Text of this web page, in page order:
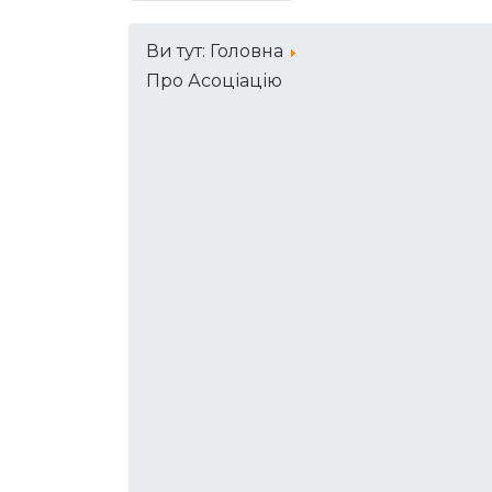
самоврядування».
Попередня